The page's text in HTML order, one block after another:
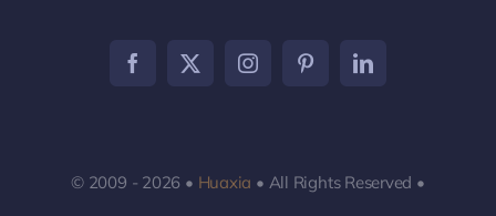
© 2009 - 2026 • Huaxia • All Rights Reserved •